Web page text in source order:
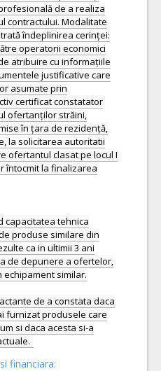
de a realiza
contractului. Modalitate
îndeplinirea cerinței:
operatorii economici
atribuire cu informațiile
justificative care
asumate prin
certificat constatator
ofertanților străini,
în țara de rezidență,
la solicitarea autoritatii
ofertantul clasat pe locul I
întocmit la finalizarea
capacitatea tehnica
produse similare din
ca in ultimii 3 ani
de depunere a ofertelor,
similar.
de a constata daca
furnizat produsele care
si daca acesta si-a
financiara: